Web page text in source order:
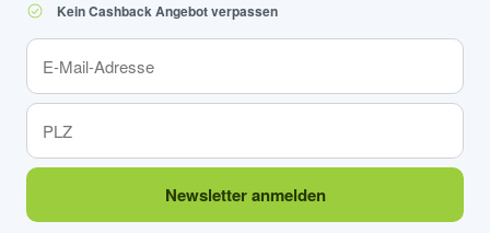
Kein Cashback Angebot verpassen
Newsletter anmelden